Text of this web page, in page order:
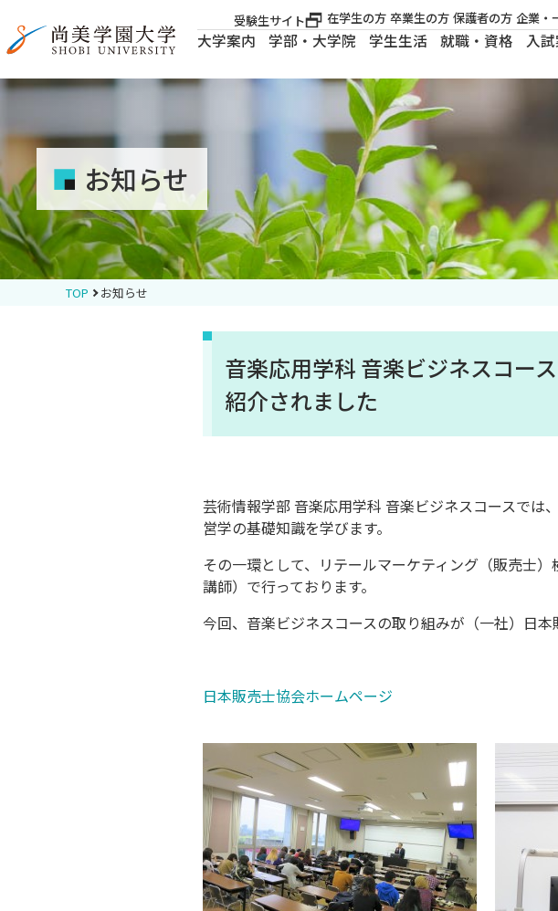
受験生サイト 在学生の方 卒業生の方 保護者の方 企業・
大学案内 学部・大学院 学生生活 就職・資格 入
学部・大学院
学生生活
大学案内
建学の精神
ロゴマー
ャラクター
お知らせ
TOP お知らせ
音楽応用学科 音楽ビジネスコー
紹介されました
芸術情報学部 音楽応用学科 音楽ビジネスコースでは、
営学の基礎知識を学びます。
その一環として、リテールマーケティング（販売士）
講師） で行っております。
今回、音楽ビジネスコースの取り組みが（一社）日本
日本販売士協会ホームページ